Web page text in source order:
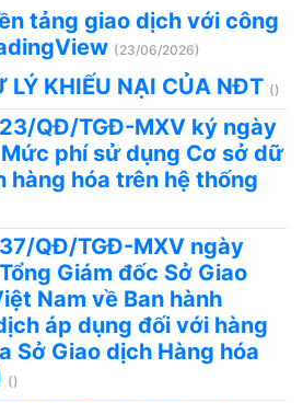
tảng giao dịch với công
(23/06/2026)
LÝ KHIẾU NẠI CỦA NĐT ()
QĐ/TGĐ-MXV ký ngày
phí sử dụng Cơ sở dữ
hàng hóa trên hệ thống
QĐ/TGĐ-MXV ngày
Giám đốc Sở Giao
Nam về Ban hành
áp dụng đối với hàng
Sở Giao dịch Hàng hóa
()